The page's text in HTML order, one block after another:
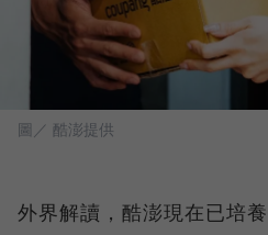
圖／ 酷澎提供
外界解讀，酷澎現在已培